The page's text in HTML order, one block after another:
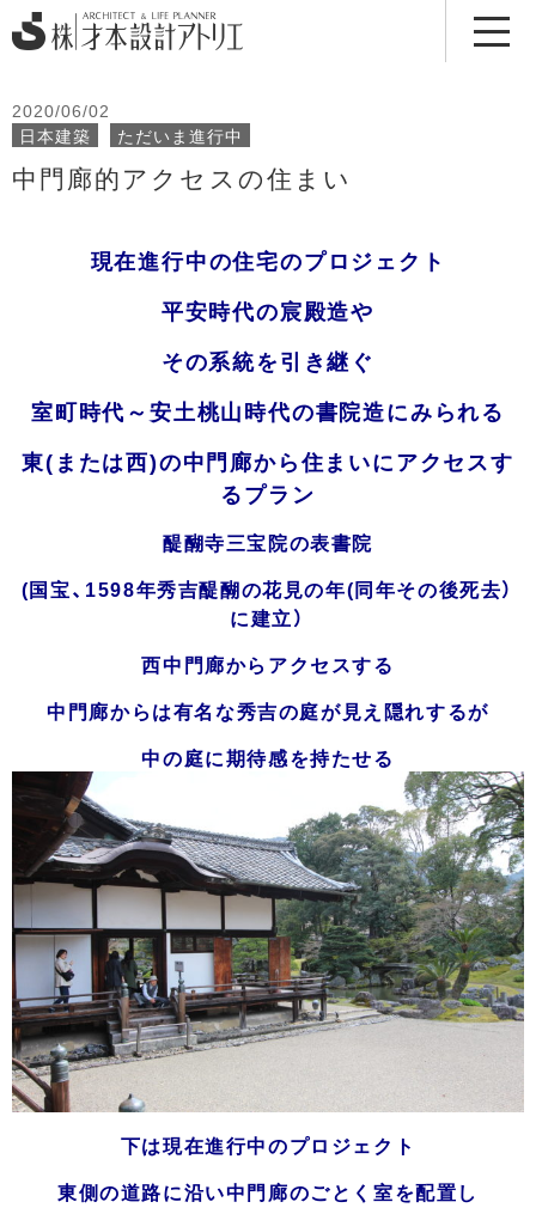
2020/06/02
日本建築 ただいま進行中
中門廊的アクセスの住まい
現在進行中の住宅のプロジェクト
平安時代の宸殿造や
その系統を引き継ぐ
室町時代～安土桃山時代の書院造にみられる
東(または西)の中門廊から住まいにアクセスす
るプラン
醍醐寺三宝院の表書院
(国宝、1598年秀吉醍醐の花見の年(同年その後死去）
に建立）
西中門廊からアクセスする
中門廊からは有名な秀吉の庭が見え隠れするが
中の庭に期待感を持たせる
下は現在進行中のプロジェクト
東側の道路に沿い中門廊のごとく室を配置し